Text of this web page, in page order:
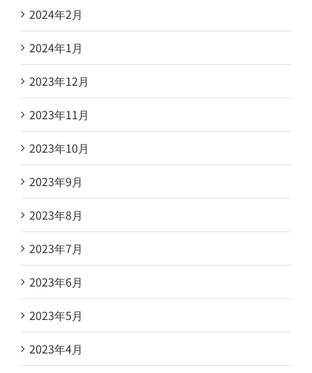
2024年2月
2024年1月
2023年12月
2023年11月
2023年10月
2023年9月
2023年8月
2023年7月
2023年6月
2023年5月
2023年4月